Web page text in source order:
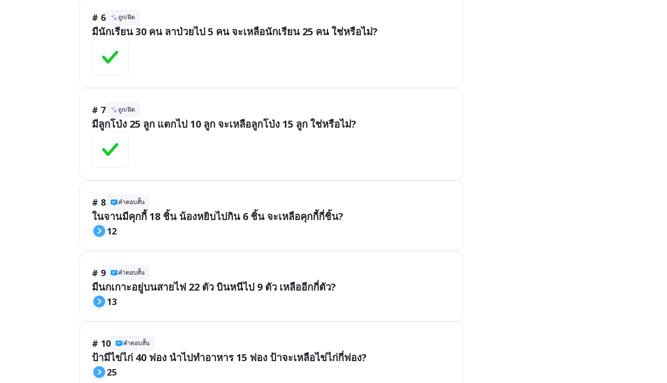
# 6 ถูก/ผิด
มีนักเรียน 30 คน ลาป่วยไป 5 คน จะเหลือนักเรียน 25 คน ใช่หรือไม่?
# 7 ถูก/ผิด
มีลูกโป่ง 25 ลูก แตกไป 10 ลูก จะเหลือลูกโป่ง 15 ลูก ใช่หรือไม่?
# 8 คำตอบสั้น
ในจานมีคุกกี้ 18 ชิ้น น้องหยิบไปกิน 6 ชิ้น จะเหลือคุกกี้กี่ชิ้น?
12
# 9 คำตอบสั้น
มีนกเกาะอยู่บนสายไฟ 22 ตัว บินหนีไป 9 ตัว เหลืออีกกี่ตัว?
13
# 10 คำตอบสั้น
ป้ามีไข่ไก่ 40 ฟอง นำไปทำอาหาร 15 ฟอง ป้าจะเหลือไข่ไก่กี่ฟอง?
25